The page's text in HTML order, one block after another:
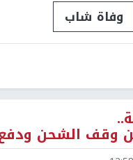
وفاة شاب
وقف الشحن ودفع